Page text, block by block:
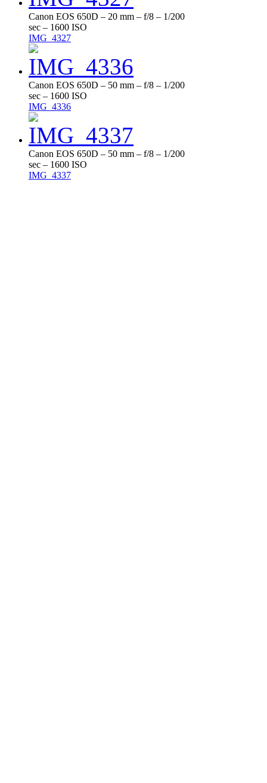
Canon EOS 650D – 20 mm – f/8 – 1/200
sec – 1600 ISO
IMG_4327
Canon EOS 650D – 50 mm – f/8 – 1/200
sec – 1600 ISO
IMG_4336
Canon EOS 650D – 50 mm – f/8 – 1/200
sec – 1600 ISO
IMG_4337